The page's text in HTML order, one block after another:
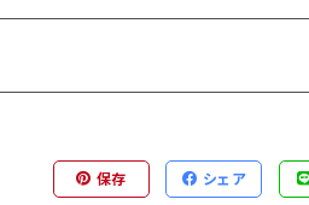
保存 シェア